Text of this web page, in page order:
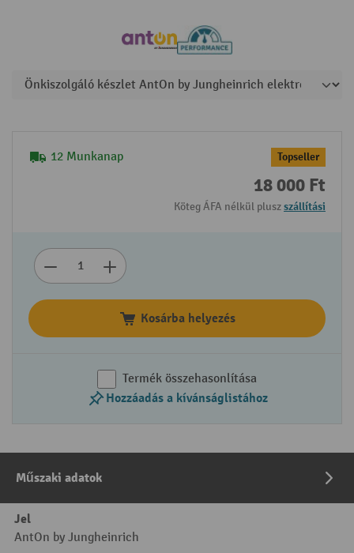
12 Munkanap Topseller
18 000 Ft
Köteg ÁFA nélkül pluszszállítási
Kosárba helyezés
Termék összehasonlítása
Hozzáadás a kívánságlistához
Műszaki adatok
Jel
AntOn by Jungheinrich